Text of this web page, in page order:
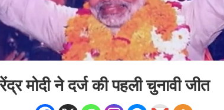
मोदी ने दर्ज की पहली चुनावी जीत